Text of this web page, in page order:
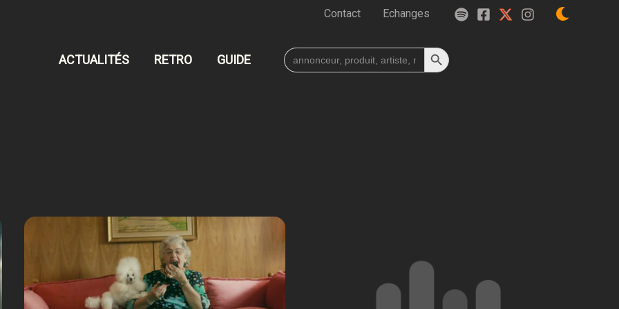
Contact Echanges
ACTUALITÉS RETRO GUIDE
Search
for:
Search Button